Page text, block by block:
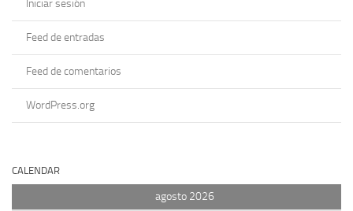
Iniciar sesión
Feed de entradas
Feed de comentarios
WordPress.org
CALENDAR
agosto 2026